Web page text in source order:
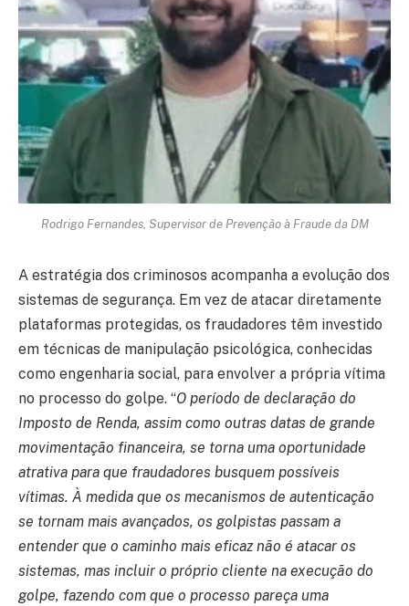
Rodrigo Fernandes, Supervisor de Prevenção à Fraude da DM
A estratégia dos criminosos acompanha a evolução dos
sistemas de segurança. Em vez de atacar diretamente
plataformas protegidas, os fraudadores têm investido
em técnicas de manipulação psicológica, conhecidas
como engenharia social, para envolver a própria vítima
no processo do golpe. “O período de declaração do
Imposto de Renda, assim como outras datas de grande
movimentação financeira, se torna uma oportunidade
atrativa para que fraudadores busquem possíveis
vítimas. À medida que os mecanismos de autenticação
se tornam mais avançados, os golpistas passam a
entender que o caminho mais eficaz não é atacar os
sistemas, mas incluir o próprio cliente na execução do
golpe, fazendo com que o processo pareça uma